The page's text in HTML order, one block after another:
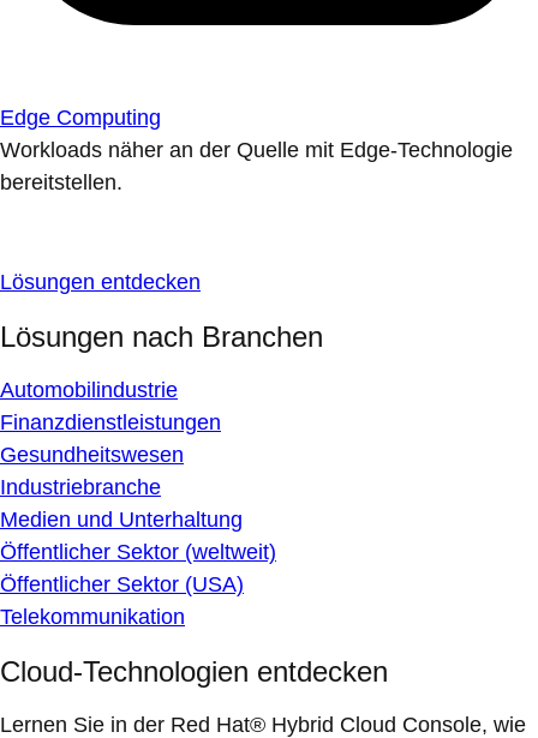
Edge Computing
Workloads näher an der Quelle mit Edge-Technologie
bereitstellen.
Lösungen entdecken
Lösungen nach Branchen
Automobilindustrie
Finanzdienstleistungen
Gesundheitswesen
Industriebranche
Medien und Unterhaltung
Öffentlicher Sektor (weltweit)
Öffentlicher Sektor (USA)
Telekommunikation
Cloud-Technologien entdecken
Lernen Sie in der Red Hat® Hybrid Cloud Console, wie